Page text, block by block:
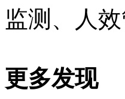
监测、人
更多发现